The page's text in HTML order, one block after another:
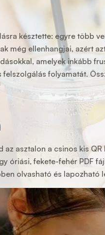
késztette: egyre több
még ellenhangjai, azért
amelyek inkább
folyamatát.
asztalon a csinos kis
fekete-fehér PDF
olvasható és lapozható